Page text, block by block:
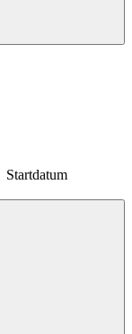
Startdatum